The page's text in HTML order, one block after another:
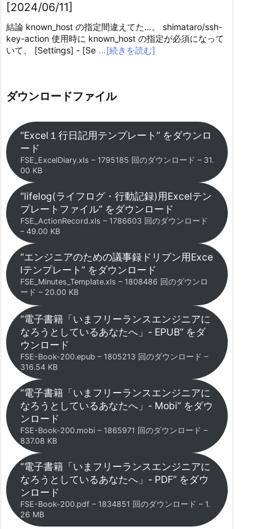
[2024/06/11]
結論 known_host の指定間違えてた…。 shimataro/ssh-
key-action 使用時に known_host の指定が必須になって
いて、 [Settings] - [Se …[続きを読む]
ダウンロードファイル
“Excel１行日記用テンプレート” をダウンロ
ード
FSE_ExcelDiary.xls – 1795185 回のダウンロード – 31.
00 KB
“lifelog(ライフログ・行動記録)用Excelテン
プレートファイル” をダウンロード
FSE_ActionRecord.xls – 1786603 回のダウンロード
– 49.00 KB
“エンジニアのための議事録ドリブン用Exce
lテンプレート” をダウンロード
FSE_Minutes_Template.xls – 1808486 回のダウンロ
ード – 20.00 KB
“電子書籍「いまフリーランスエンジニアに
なろうとしているあなたへ」- EPUB” をダ
ウンロード
FSE-Book-200.epub – 1805213 回のダウンロード –
316.54 KB
“電子書籍「いまフリーランスエンジニアに
なろうとしているあなたへ」- Mobi” をダウ
ンロード
FSE-Book-200.mobi – 1865971 回のダウンロード –
837.08 KB
“電子書籍「いまフリーランスエンジニアに
なろうとしているあなたへ」- PDF” をダウ
ンロード
FSE-Book-200.pdf – 1834851 回のダウンロード – 1.
26 MB